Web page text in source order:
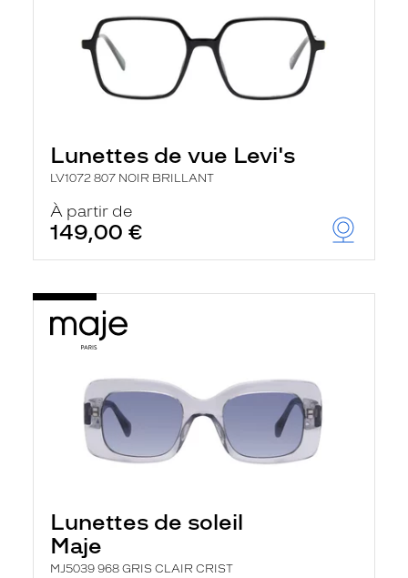
Lunettes de vue Levi's
LV1072 807 NOIR BRILLANT
À partir de
149,00 €
Lunettes de soleil
Maje
MJ5039 968 GRIS CLAIR CRIST